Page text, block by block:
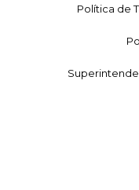
Política de